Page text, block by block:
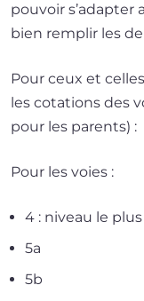
pou­voir s’a­dap­ter
bien rem­plir les
Pour ceux et
les cota­tions des
pour les parents) :
Pour les voies :
4 : niveau le
5a
5b